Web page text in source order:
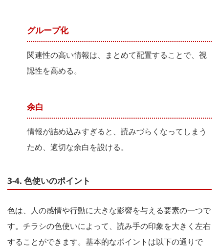
グループ化
関連性の高い情報は、まとめて配置することで、視
認性を高める。
余白
情報が詰め込みすぎると、読みづらくなってしまう
ため、適切な余白を設ける。
3-4. 色使いのポイント
色は、人の感情や行動に大きな影響を与える要素の一つで
す。チラシの色使いによって、読み手の印象を大きく左右
することができます。基本的なポイントは以下の通りで